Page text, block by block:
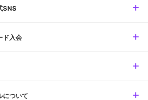
SNS
ド入会
について